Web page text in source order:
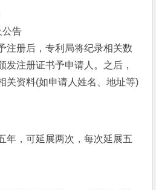
告
册后，专利局将纪录相关数
发注册证书予申请人。之后，
关资料(如申请人姓名、地址等)
，可延展两次，每次延展五